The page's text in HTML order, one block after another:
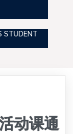
STUDENT
动课通